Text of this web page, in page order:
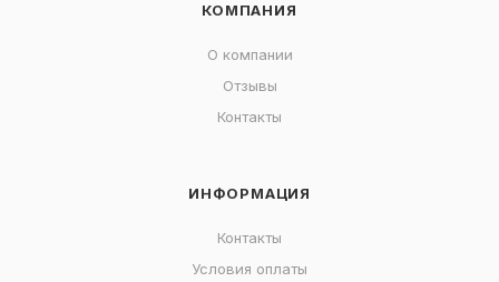
КОМПАНИЯ
О компании
Отзывы
Контакты
ИНФОРМАЦИЯ
Контакты
Условия оплаты